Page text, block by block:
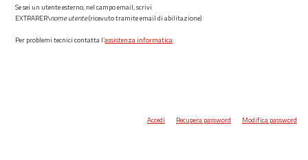
Se sei un utente esterno, nel campo email, scrivi
EXTRARER\nome utente(ricevuto tramite email di abilitazione)
Per problemi tecnici contatta l’assistenza informatica.
Accedi Recupera password Modifica password